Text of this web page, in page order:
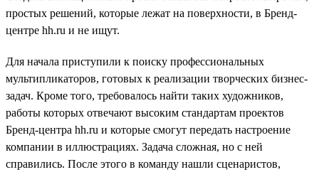
простых решений, которые лежат на поверхности, в Бренд-
центре hh.ru и не ищут.
Для начала приступили к поиску профессиональных
мультипликаторов, готовых к реализации творческих бизнес-
задач. Кроме того, требовалось найти таких художников,
работы которых отвечают высоким стандартам проектов
Бренд-центра hh.ru и которые смогут передать настроение
компании в иллюстрациях. Задача сложная, но с ней
справились. После этого в команду нашли сценаристов,